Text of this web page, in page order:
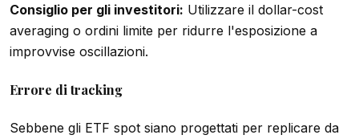
Consiglio per gli investitori: Utilizzare il dollar-cost
averaging o ordini limite per ridurre l'esposizione a
improvvise oscillazioni.
Errore di tracking
Sebbene gli ETF spot siano progettati per replicare da